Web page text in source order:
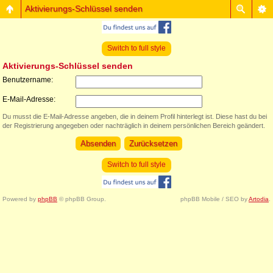
Aktivierungs-Schlüssel senden
Switch to full style
Aktivierungs-Schlüssel senden
Benutzername:
E-Mail-Adresse:
Du musst die E-Mail-Adresse angeben, die in deinem Profil hinterlegt ist. Diese hast du bei
der Registrierung angegeben oder nachträglich in deinem persönlichen Bereich geändert.
Switch to full style
Powered by phpBB © phpBB Group. phpBB Mobile / SEO byArtodia